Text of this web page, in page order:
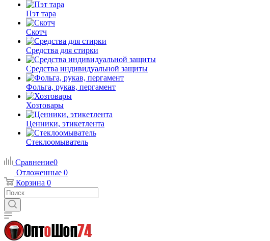
Пэт тара
Скотч
Средства для стирки
Средства индивидуальной защиты
Фольга, рукав, пергамент
Хозтовары
Ценники, этикетлента
Стеклоомыватель
Сравнение0
Отложенные 0
Корзина 0